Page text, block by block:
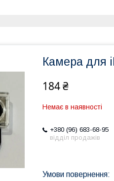
Камера для
184 ₴
Немає в наявності
+380 (96) 683-68-95
відділ продажів